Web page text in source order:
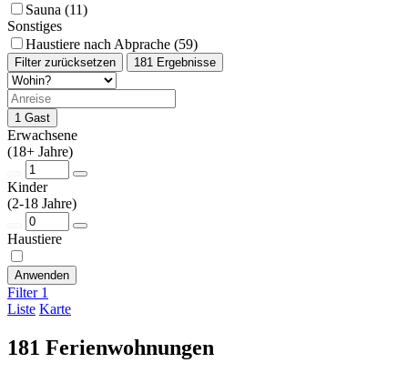
Sauna (11)
Sonstiges
Haustiere nach Abprache (59)
Filter zurücksetzen 181 Ergebnisse
1 Gast
Erwachsene
(18+ Jahre)
Kinder
(2-18 Jahre)
Haustiere
Anwenden
Filter 1
Liste Karte
181 Ferienwohnungen